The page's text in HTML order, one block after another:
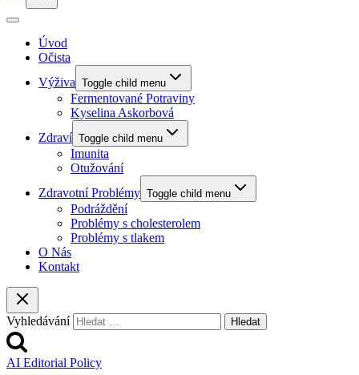
Úvod
Očista
Výživa Toggle child menu
Fermentované Potraviny
Kyselina Askorbová
Zdraví Toggle child menu
Imunita
Otužování
Zdravotní Problémy Toggle child menu
Podráždění
Problémy s cholesterolem
Problémy s tlakem
O Nás
Kontakt
Vyhledávání
AI Editorial Policy